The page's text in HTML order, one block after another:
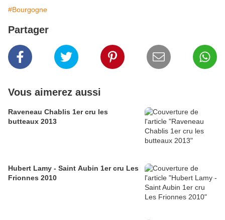
#Bourgogne
Partager
Vous aimerez aussi
Raveneau Chablis 1er cru les
butteaux 2013
Hubert Lamy - Saint Aubin 1er cru Les
Frionnes 2010